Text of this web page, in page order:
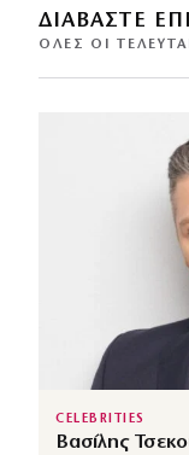
ΔΙΑΒΑΣΤΕ
ΌΛΕΣ ΟΙ
CELEBRITIES
Βασίλης